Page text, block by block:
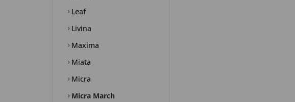
Leaf
Livina
Maxima
Miata
Micra
Micra March